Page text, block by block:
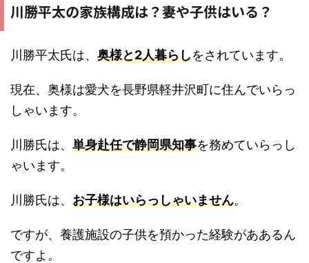
川勝平太の家族構成は？妻や子供はいる？
川勝平太氏は、 奥様と2人暮らしをされています。
現在、奥様は愛犬を長野県軽井沢町に住んでいらっ
しゃいます。
川勝氏は、 単身赴任で静岡県知事を務めていらっし
ゃいます。
川勝氏は、 お子様はいらっしゃいません。
ですが、 養護施設の子供を預かった経験がああるん
ですよ。